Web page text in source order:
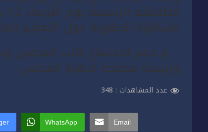
المناظرة الجهوية حول التعليم
و حضر الاجتماع كاتب المجلس
ورئيسة مصلحة أجهزة المجلس.
عدد المشاهدات : 348
WhatsApp Email